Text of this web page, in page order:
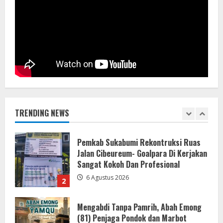
TRENDING NEWS
2
Pemkab Sukabumi Rekontruksi Ruas
Jalan Cibeureum- Goalpara Di Kerjakan
3
Mengabdi Tanpa Pamrih, Abah Emong
(81) Penjaga Pondok dan Marbot
Masjid YAMQU Diberangkatkan Umrah
6 Agustus 2026
TANGKAP OKNUM IS PREMAN YANG
MENGAKU DARI PT LKA, MENGANCAM